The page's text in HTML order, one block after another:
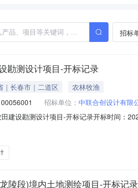
招标
勘测设计项目-开标记录
｜长春市｜二道区
农林牧渔
招标单位： 中联合创设计有限
建设勘测设计项目-开标记录开标时间：
0.00null已缴纳2021-08-2114:26:463云南
陵段)境内土地测绘项目-开标记录